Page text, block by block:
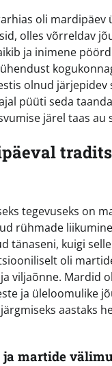
oli mardipäev
olles võrreldav
ja inimene
olnud järjepidev
püüti seda
järel taas au
tegevuseks on
rühmade
tänaseni, kuigi
oli
viljaõnne. Mardid
ja üleloomulike
aastaks
martide